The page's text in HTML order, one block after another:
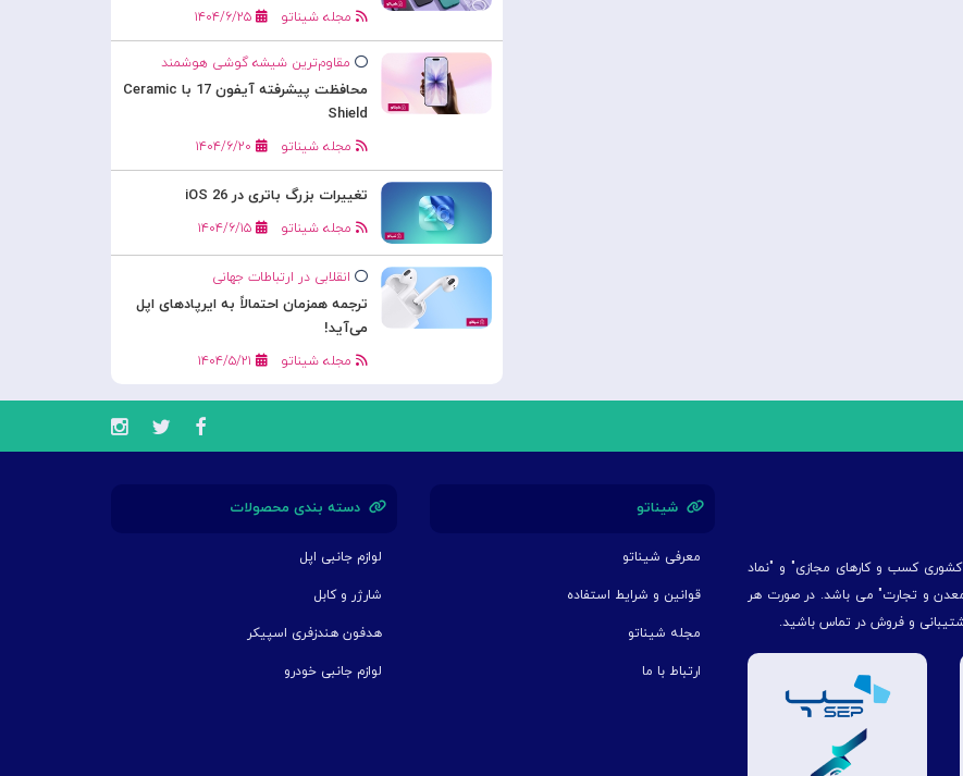
مجله شیناتو ۱۴۰۴/۶/۲۵
مقاوم‌ترین شیشه گوشی هوشمند
محافظت پیشرفته آیفون 17 با Ceramic
Shield
مجله شیناتو ۱۴۰۴/۶/۲۰
تغییرات بزرگ باتری در iOS 26
مجله شیناتو ۱۴۰۴/۶/۱۵
انقلابی در ارتباطات جهانی
ترجمه همزمان احتمالاً به ایرپادهای اپل
می‌آید!
مجله شیناتو ۱۴۰۴/۵/۲۱
کشوری کسب و کارهای مجازی" و "نماد
معدن و تجارت" می باشد. در صورت هر
و فروش در تماس باشید.
شیناتو
معرفی شیناتو
قوانین و شرایط استفاده
مجله شیناتو
ارتباط با ما
دسته بندی محصولات
لوازم جانبی اپل
شارژر و کابل
هدفون هندزفری اسپیکر
لوازم جانبی خودرو